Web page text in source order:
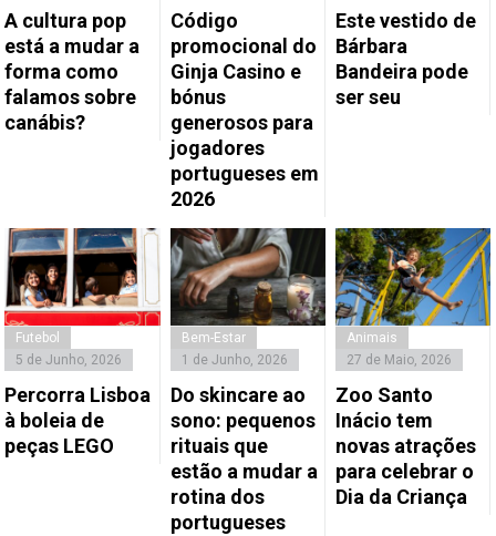
A cultura pop
está a mudar a
forma como
falamos sobre
canábis?
Código
promocional do
Ginja Casino e
bónus
generosos para
jogadores
portugueses em
2026
Este vestido de
Bárbara
Bandeira pode
ser seu
Futebol
5 de Junho, 2026
Percorra Lisboa
à boleia de
peças LEGO
Bem-Estar
1 de Junho, 2026
Do skincare ao
sono: pequenos
rituais que
estão a mudar a
rotina dos
portugueses
Animais
27 de Maio, 2026
Zoo Santo
Inácio tem
novas atrações
para celebrar o
Dia da Criança